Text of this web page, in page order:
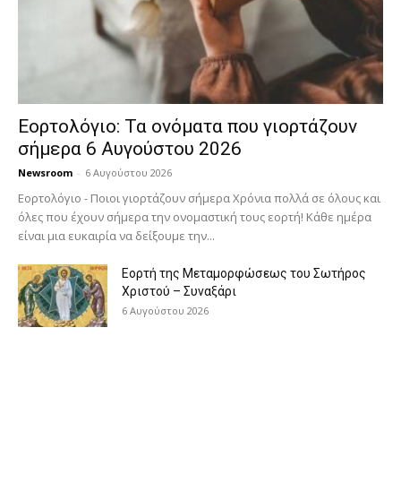
Εορτολόγιο: Τα ονόματα που γιορτάζουν
σήμερα 6 Αυγούστου 2026
Newsroom - 6 Αυγούστου 2026
Εορτολόγιο - Ποιοι γιορτάζουν σήμερα Χρόνια πολλά σε όλους και
όλες που έχουν σήμερα την ονομαστική τους εορτή! Κάθε ημέρα
είναι μια ευκαιρία να δείξουμε την...
Εορτή της Μεταμορφώσεως του Σωτήρος
Χριστού – Συναξάρι
6 Αυγούστου 2026